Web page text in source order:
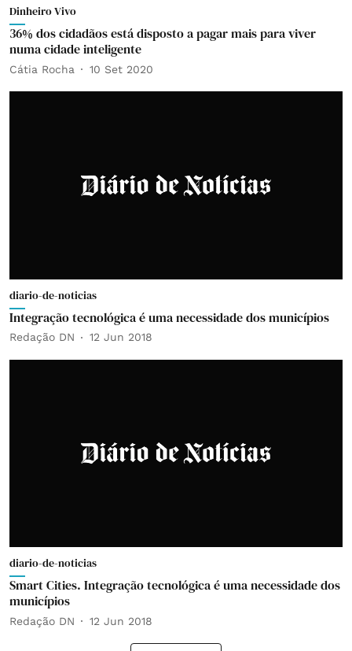
Dinheiro Vivo
36% dos cidadãos está disposto a pagar mais para viver
numa cidade inteligente
Cátia Rocha 10 Set 2020
diario-de-noticias
Integração tecnológica é uma necessidade dos municípios
Redação DN 12 Jun 2018
diario-de-noticias
Smart Cities. Integração tecnológica é uma necessidade dos
municípios
Redação DN 12 Jun 2018